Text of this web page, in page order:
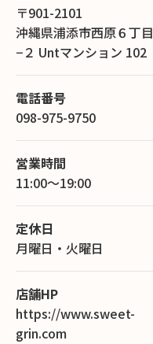
〒901-2101
沖縄県浦添市西原６丁
−２ Untマンション 102
電話番号
098-975-9750
営業時間
11:00～19:00
定休日
月曜日・火曜日
店舗HP
https://www.sweet-
grin.com